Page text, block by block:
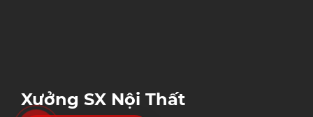
Xưởng SX Nội Thất